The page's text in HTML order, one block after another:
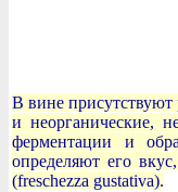
В вине присутствуют
и неорганические,
ферментации и
определяют его
(freschezza gustativa).